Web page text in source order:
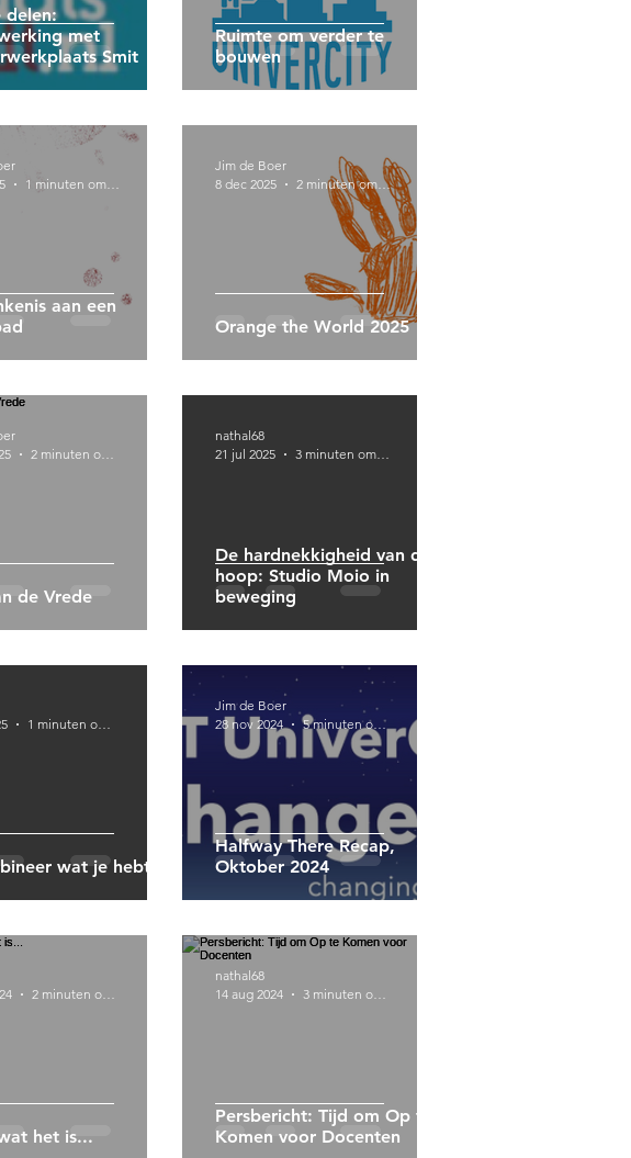
delen:
met
Smit
Ruimte om verder te
bouwen
aan een
1 minuten om te lezen
Orange the World 2025
Jim de Boer
8 dec 2025
2 minuten om te lezen
de Vrede
2 minuten om te lezen
De hardnekkigheid van de
hoop: Studio Moio in
beweging
nathal68
21 jul 2025
3 minuten om te lezen
wat je hebt.
1 minuten om te lezen
Halfway There Recap,
Oktober 2024
Jim de Boer
28 nov 2024
5 minuten om te lezen
het is...
2 minuten om te lezen
Persbericht: Tijd om Op te
Komen voor Docenten
nathal68
14 aug 2024
3 minuten om te lezen